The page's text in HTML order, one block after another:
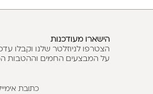
הישארו מעודכנות
הצטרפו לניוזלטר שלנו וקבלו
על המבצעים החמים וההטבות